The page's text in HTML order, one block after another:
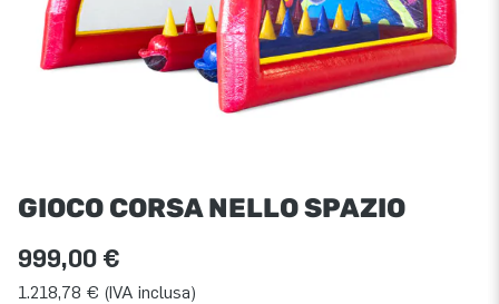
GIOCO CORSA NELLO SPAZIO
999,00 €
1.218,78 € (IVA inclusa)